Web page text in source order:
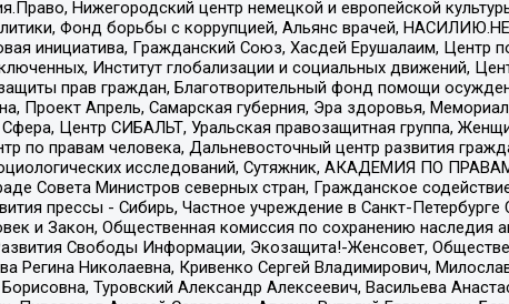
Нижегородский центр немецкой и европейской
Фонд борьбы с коррупцией, Альянс врачей,
инициатива, Гражданский Союз, Хасдей Ерушалаим, Центр
Институт глобализации и социальных движений,
прав граждан, Благотворительный фонд помощи
Проект Апрель, Самарская губерния, Эра здоровья,
Центр СИБАЛЬТ, Уральская правозащитная группа,
по правам человека, Дальневосточный центр развития
исследований, Сутяжник, АКАДЕМИЯ ПО
Совета Министров северных стран, Гражданское
прессы - Сибирь, Частное учреждение в Санкт-
и Закон, Общественная комиссия по сохранению
Свободы Информации, Экозащита!-Женсовет,
Регина Николаевна, Кривенко Сергей Владимирович,
Туровский Александр Алексеевич, Васильева